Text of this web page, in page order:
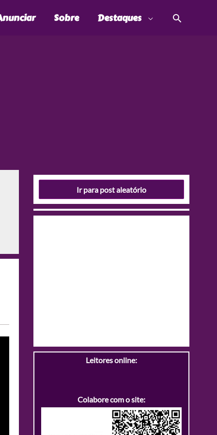
Sobre Destaques
Ir para post aleatório
Leitores online:
Colabore com o site: